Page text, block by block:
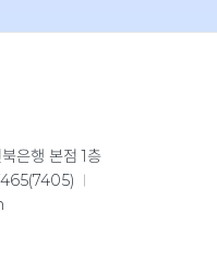
은행 본점 1층